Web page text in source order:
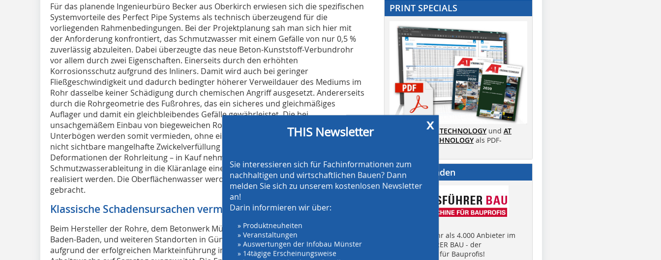
Für das planende Ingenieurbüro Becker aus Oberkirch erwiesen sich die spezifischen
Systemvorteile des Perfect Pipe Systems als technisch überzeugend für die
vorliegenden Rahmenbedingungen. Bei der Projektplanung sah man sich hier mit
der Anforderung konfrontiert, das Schmutzwasser mit einem Gefälle von nur 0,5 %
zuverlässig abzuleiten. Dabei überzeugte das neue Beton-Kunststoff-Verbundrohr
vor allem durch zwei Eigenschaften. Einerseits durch den erhöhten
Korrosionsschutz aufgrund des Inliners. Damit wird auch bei geringer
Fließgeschwindigkeit und dadurch bedingter höherer Verweildauer des Mediums im
Rohr dasselbe keiner Schädigung durch chemischen Angriff ausgesetzt. Andererseits
durch die Rohrgeometrie des Fußrohres, das ein sicheres und gleichmäßiges
Auflager und damit ein gleichbleibendes Gefälle gewährleistet. Die bei
unsachgemäßem Einbau von biegeweichen Rohren immer wieder auftretenden
Unterbögen werden somit vermieden, ohne eine in der Kamerabefahrung allerdings
nicht sichtbare mangelhafte Zwickelverfüllung – und damit verbundene langfristige
Deformationen der Rohrleitung – in Kauf nehmen zu müssen. So konnte auch für die
Schmutzwasserableitung in die Kläranlage eine bautechnisch sichere Lösung
realisiert werden. Die Oberflächenwasser werden ortsnah zur Versickerung
gebracht.
Klassische Schadensursachen vermeiden
Beim Hersteller der Rohre, dem Betonwerk Müller mit Hauptsitz in Achern, nahe
Baden-Baden, und weiteren Standorten in Gündlingen und Kirchhardt, wurde
aufgrund der erfolgreichen Markteinführung im Frühjahr 2013 kurzfristig sogar die
x
THIS Newsletter
Sie interessieren sich für Fachinformationen zum
nachhaltigen und wirtschaftlichen Bauen? Dann
melden Sie sich zu unserem kostenlosen Newsletter
an!
Darin informieren wir über:
» Produktneuheiten
» Veranstaltungen
» Auswertungen der Infobau Münster
» 14tägige Erscheinungsweise
PRINT SPECIALS
AT SCREENING TECHNOLOGY und AT
CRUSHING TECHNOLOGY als PDF-
Anbieter finden
Finden Sie mehr als 4.000 Anbieter im
EINKAUFSFÜHRER BAU - der
Suchmaschine für Bauprofis!